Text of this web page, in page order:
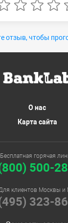
отзыв, чтобы
О нас
Карта сайта
Бесплатная горячая
500-
клиентов Москвы
323-